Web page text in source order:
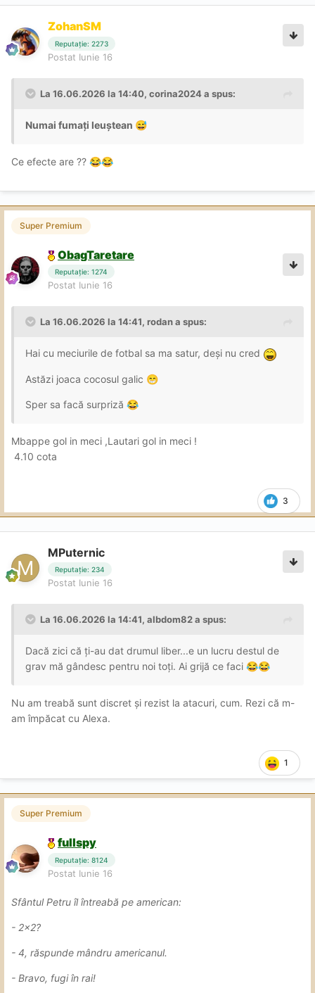
ZohanSM
Reputație: 2273
Postat Iunie 16
La 16.06.2026 la 14:40, corina2024a spus:
Numai fumați leuștean 😅
Ce efecte are ?? 😂😂
Super Premium
ObagTaretare
Reputație: 1274
Postat Iunie 16
La 16.06.2026 la 14:41, rodana spus:
Hai cu meciurile de fotbal sa ma satur, deși nu cred
Astăzi joaca cocosul galic 😁
Sper sa facă surpriză 😂
Mbappe gol in meci ,Lautari gol in meci !
4.10 cota
3
MPuternic
Reputație: 234
Postat Iunie 16
La 16.06.2026 la 14:41, aIbdom82a spus:
Dacă zici că ți-au dat drumul liber...e un lucru destul de
grav mă gândesc pentru noi toți. Ai grijă ce faci 😂😂
Nu am treabă sunt discret și rezist la atacuri, cum. Rezi că m-
am împăcat cu Alexa.
1
Super Premium
fullspy
Reputație: 8124
Postat Iunie 16
Sfântul Petru îl întreabă pe american:
- 2×2?
- 4, răspunde mândru americanul.
- Bravo, fugi în rai!